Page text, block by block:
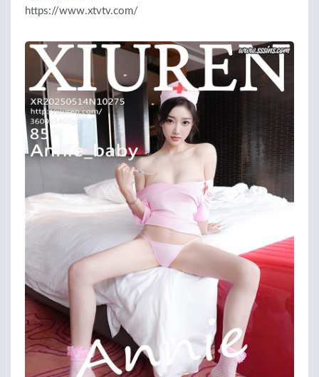
https://www.xtvtv.com/